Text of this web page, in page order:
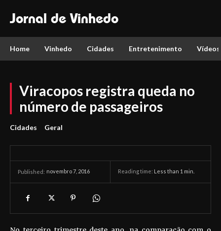
Jornal de Vinhedo
Home Vinhedo Cidades Entretenimento Vídeos
Viracopos registra queda no
número de passageiros
Cidades Geral
Published: novembro 7, 2016 Reading time: Less than 1 min.